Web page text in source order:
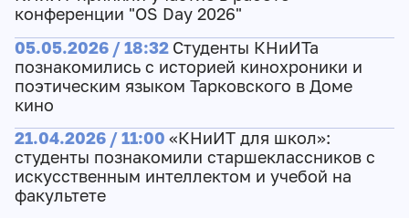
конференции "OS Day 2026"
05.05.2026 / 18:32 Студенты КНиИТа
познакомились с историей кинохроники и
поэтическим языком Тарковского в Доме
кино
21.04.2026 / 11:00 «КНиИТ для школ»:
студенты познакомили старшеклассников с
искусственным интеллектом и учебой на
факультете